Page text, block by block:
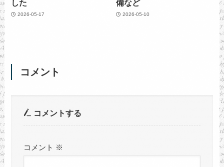
した
2026-05-17
備など
2026-05-10
コメント
コメントする
コメント ※